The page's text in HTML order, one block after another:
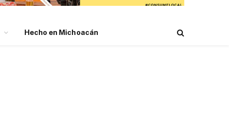
Hecho en Michoacán